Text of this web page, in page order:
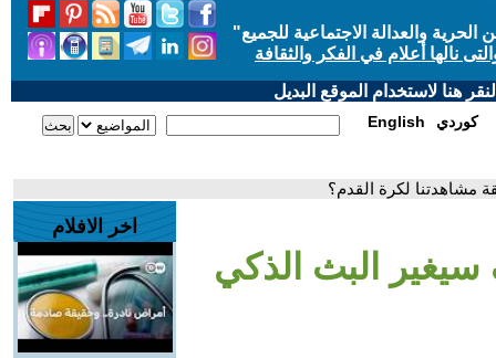
والعدالة الاجتماعية للجميع"
نالها أعلام في الفكر والثقافة
هنا لاستخدام الموقع البديل
English كوردي
كيف سيغير البث الذكي
اخر الافلام